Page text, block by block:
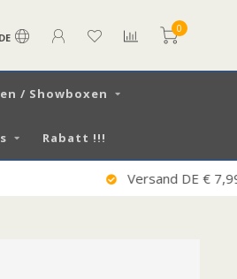
DE
0
/ Showboxen
Rabatt !!!
DE € 7,99 / AT € 13,50